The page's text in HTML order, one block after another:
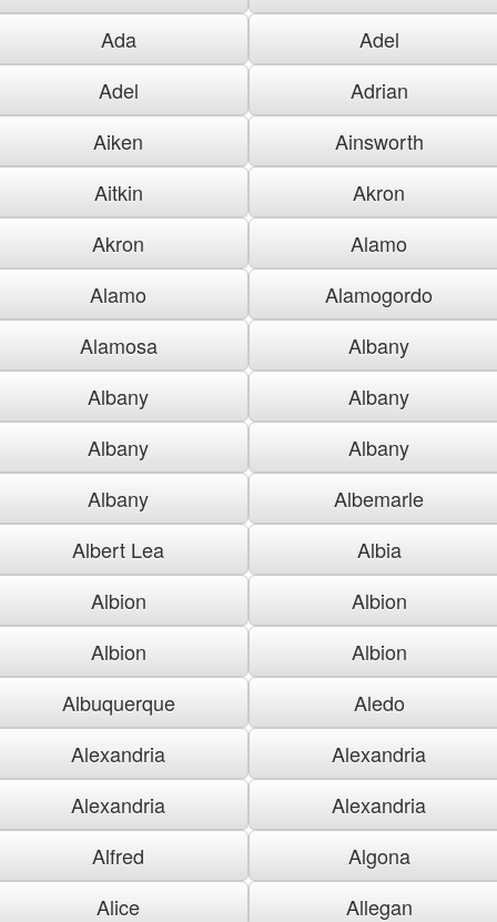
Ada
Adel
Adel
Adrian
Aiken
Ainsworth
Aitkin
Akron
Akron
Alamo
Alamo
Alamogordo
Alamosa
Albany
Albany
Albany
Albany
Albany
Albany
Albemarle
Albert Lea
Albia
Albion
Albion
Albion
Albion
Albuquerque
Aledo
Alexandria
Alexandria
Alexandria
Alexandria
Alfred
Algona
Alice
Allegan